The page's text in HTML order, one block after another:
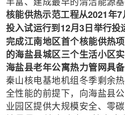
丰富、建成最早的清洁能源基
核能供热示范工程从2021年7
投入试运行到12月3日举行投
完成江南地区首个核能供热
的海盐县城区三个生活小区
海盐县老年公寓热力管网具
秦山核电基地机组冬季剩余
全性能的前提下，向海盐县
业园区提供大规模安全、零